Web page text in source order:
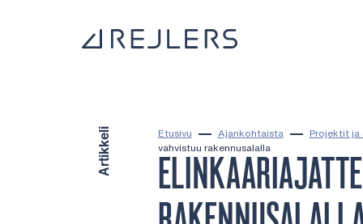
Etusivu Ajankohtaista Projektit
vahvistuu rakennusalalla
Artikkeli